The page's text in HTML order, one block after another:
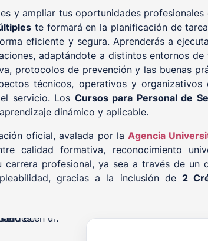
y ampliar tus oportunidades
te formará en la planificación de
eficiente y segura. Aprenderás a
adaptándote a distintos entornos
protocolos de prevención y las buenas
técnicos, operativos y
servicio. Los Cursos para Personal de
dinámico y aplicable.
oficial, avalada por la Agencia
calidad formativa, reconocimiento
profesional, ya sea a través de un
gracias a la inclusión de2